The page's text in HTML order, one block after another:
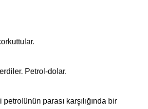
Petrol-dolar.
parası karşılığında bir